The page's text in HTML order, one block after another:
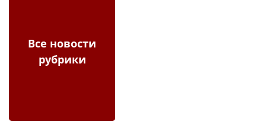
Все новости
рубрики